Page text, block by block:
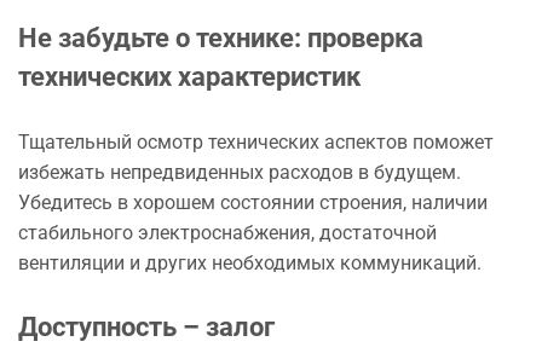
Не забудьте о технике: проверка
технических характеристик
Тщательный осмотр технических аспектов поможет
избежать непредвиденных расходов в будущем.
Убедитесь в хорошем состоянии строения, наличии
стабильного электроснабжения, достаточной
вентиляции и других необходимых коммуникаций.
Доступность – залог